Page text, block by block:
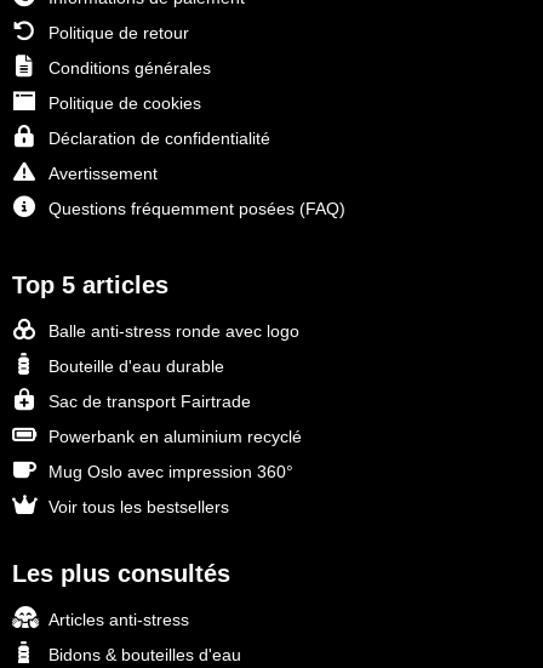
Politique de retour
Conditions générales
Politique de cookies
Déclaration de confidentialité
Avertissement
Questions fréquemment posées (FAQ)
Top 5 articles
Balle anti-stress ronde avec logo
Bouteille d'eau durable
Sac de transport Fairtrade
Powerbank en aluminium recyclé
Mug Oslo avec impression 360°
Voir tous les bestsellers
Les plus consultés
Articles anti-stress
Bidons & bouteilles d'eau